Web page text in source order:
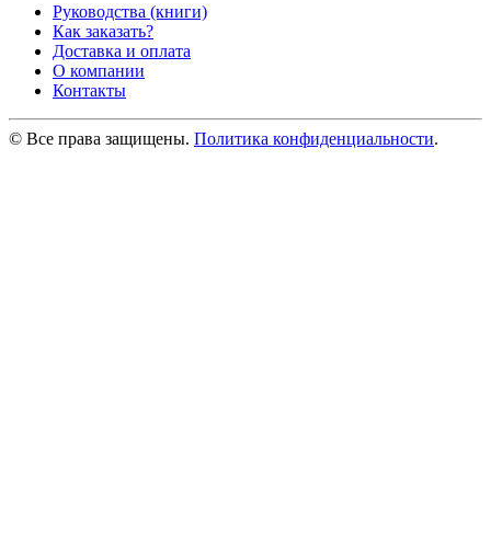
Руководства (книги)
Как заказать?
Доставка и оплата
О компании
Контакты
© Все права защищены. Политика конфиденциальности.